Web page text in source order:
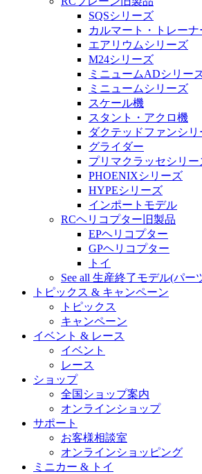
SQSシリーズ
カルマート・トレーナ
エアリウムシリーズ
M24シリーズ
ミニュームADシリー
ミニュームシリーズ
スケール機
スタント・アクロ機
ダクテッドファンシリ
グライダー
プリマクラッセシリー
PHOENIXシリーズ
HYPEシリーズ
インポートモデル
RCヘリコプター旧製品
EPヘリコプター
GPヘリコプター
トイ
See all 生産終了モデル(パー
トピックス & キャンペーン
トピックス
キャンペーン
イベント & レース
イベント
レース
ショップ
全国ショップ案内
オンラインショップ
サポート
お客様相談室
オンラインショッピング
ミニカー & トイ